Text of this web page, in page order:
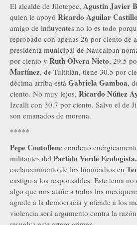
El alcalde de Jilotepec, Agustín Javier
quien le apoyó Ricardo Aguilar Castillo
amigo de influyentes no lo es todo
reprobado con apenas 26 por ciento de
presidenta municipal de Naucalpan
por ciento y Ruth Olvera Nieto, 29.5
Martínez, de Tultitlán, tiene 30.5 por
décima arriba está Gabriela Gamboa,
ciento. No muy lejos, Ricardo Núñez
Izcalli con 30.7 por ciento. Salvo el de
son emanados de morena.
*****
Pepe Coutollenc condenó
militantes del Partido Verde Ecologista.
esclarecimiento de los homicidios en
castigo a los responsables. Este tema
algo que nos atañe a todos los
agrede a la democracia y ofende a los
violencia será argumento contra la